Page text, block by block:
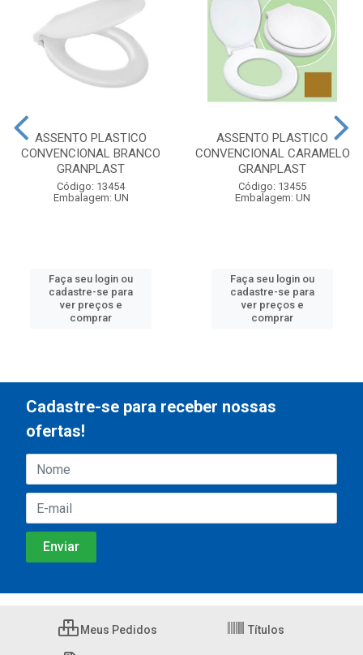
ASSENTO PLASTICO
CONVENCIONAL BRANCO
GRANPLAST
Código: 13454
Embalagem: UN
Faça seu login ou
cadastre-se para
ver preços e
comprar
ASSENTO PLASTICO
CONVENCIONAL CARAMELO
GRANPLAST
Código: 13455
Embalagem: UN
Faça seu login ou
cadastre-se para
ver preços e
comprar
Cadastre-se para receber nossas
ofertas!
Meus Pedidos Títulos